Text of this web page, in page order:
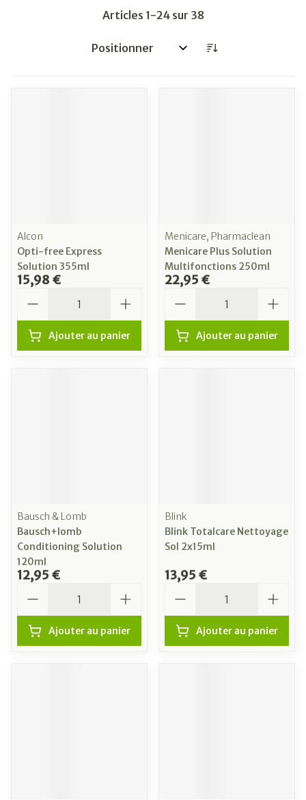
Articles 1-24sur 38
Trier par:
Alcon
Opti-free Express
Solution 355ml
15,98 €
Ajouter au panier
Menicare, Pharmaclean
Menicare Plus Solution
Multifonctions 250ml
22,95 €
Ajouter au panier
Bausch & Lomb
Bausch+lomb
Conditioning Solution
120ml
12,95 €
Ajouter au panier
Blink
Blink Totalcare Nettoyage
Sol 2x15ml
13,95 €
Ajouter au panier